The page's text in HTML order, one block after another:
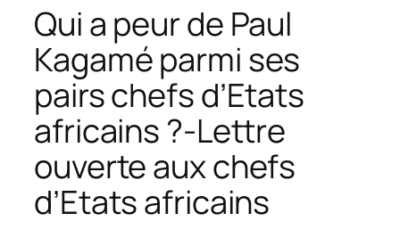
Qui a peur de Paul
Kagamé parmi ses
pairs chefs d’Etats
africains ?-Lettre
ouverte aux chefs
d’Etats africains